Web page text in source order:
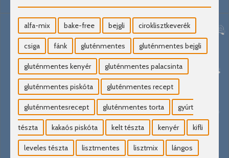
alfa-mix bake-free bejgli ciroklisztkeverék
csiga fánk gluténmentes gluténmentes bejgli
gluténmentes kenyér gluténmentes palacsinta
gluténmentes piskóta gluténmentes recept
gluténmentesrecept gluténmentes torta gyúrt
tészta kakaós piskóta kelt tészta kenyér kifli
leveles tészta lisztmentes lisztmix lángos